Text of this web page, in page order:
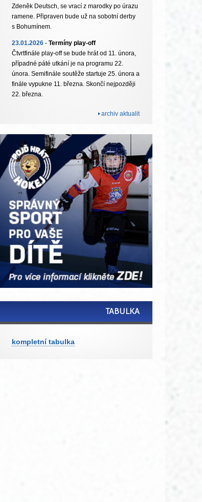
Zdeněk Deutsch, se vrací z marodky po úrazu
ramene. Připraven bude už na sobotní derby
s Bohumínem.
23.01.2026 - Termíny play-off
Čtvrtfinále play-off se bude hrát od 11. února,
případné páté utkání je na programu 22.
února. Semifinále soutěže startuje 25. února a
finále vypukne 11. března. Skončí nejpozději
22. března.
archiv aktualit
TABULKA
kompletní tabulka